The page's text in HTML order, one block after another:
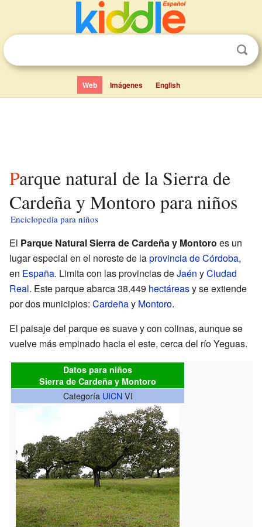
Web Imágenes English
Parque natural de la Sierra de
Cardeña y Montoro para niños
Enciclopedia para niños
El Parque Natural Sierra de Cardeña y Montoro es un
lugar especial en el noreste de laprovincia de Córdoba,
en España. Limita con las provincias deJaén yCiudad
Real. Este parque abarca 38.449 hectáreasy se extiende
por dos municipios: Cardeñay Montoro.
El paisaje del parque es suave y con colinas, aunque se
vuelve más empinado hacia el este, cerca del río Yeguas.
Datos para niños
Sierra de Cardeña y Montoro
Categoría UICNVI